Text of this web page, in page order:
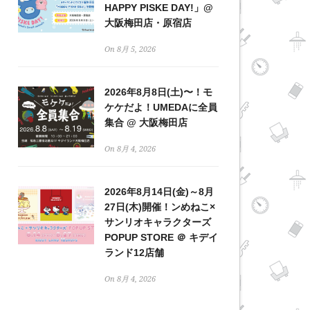
HAPPY PISKE DAY!」@
大阪梅田店・原宿店
On 8月 5, 2026
2026年8月8日(土)〜！モ
ケケだよ！UMEDAに全員
集合 @ 大阪梅田店
On 8月 4, 2026
2026年8月14日(金)～8月
27日(木)開催！ンめねこ×
サンリオキャラクターズ
POPUP STORE ＠ キデイ
ランド12店舗
On 8月 4, 2026